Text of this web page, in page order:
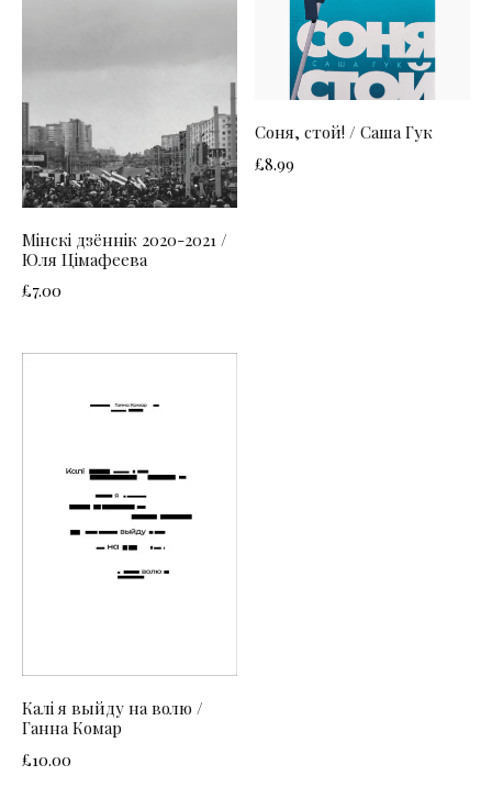
Мінскі дзённік 2020-2021 /
Юля Цімафеева
£7.00
Соня, стой! / Саша Гук
£8.99
Калі я выйду на волю /
Ганна Комар
£10.00